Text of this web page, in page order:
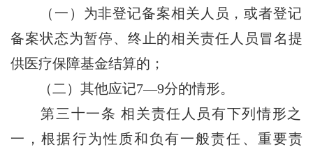
（一）为非登记备案相关人员，或者登记
备案状态为暂停、终止的相关责任人员冒名提
供医疗保障基金结算的；
（二）其他应记7—9分的情形。
第三十一条相关责任人员有下列情形之
一，根据行为性质和负有一般责任、重要责